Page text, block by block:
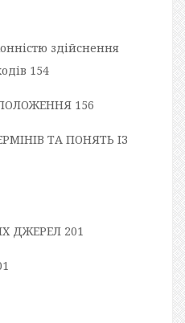
здійснення
154
156
ТА ПОНЯТЬ ІЗ
ДЖЕРЕЛ 201